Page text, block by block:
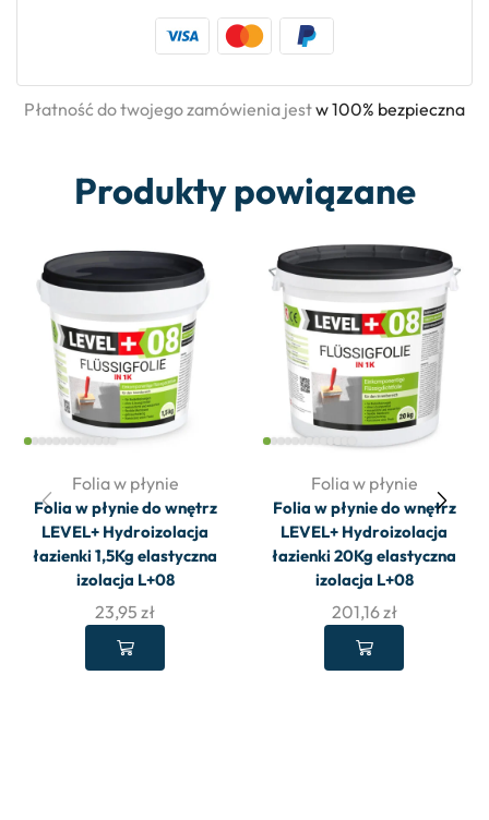
Płatność do twojego zamówienia jestw 100% bezpieczna
Produkty powiązane
Folia w płynie
Folia w płynie do wnętrz
LEVEL+ Hydroizolacja
łazienki 1,5Kg elastyczna
izolacja L+08
23,95 zł
Folia w płynie
Folia w płynie do wnętrz
LEVEL+ Hydroizolacja
łazienki 20Kg elastyczna
izolacja L+08
201,16zł